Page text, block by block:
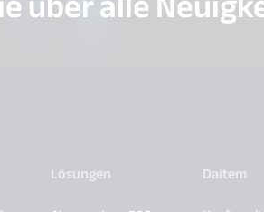
Lösungen
Daitem